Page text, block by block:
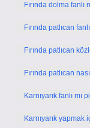
Fırında dolma fanlı
Fırında patlıcan
Fırında patlıcan
Fırında patlıcan
Karnıyarık fanlı mı
Karnıyarık yapmak